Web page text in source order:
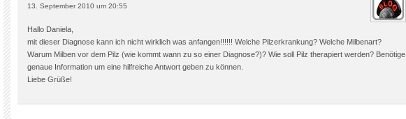
13. September 2010 um 20:55
Hallo Daniela,
mit dieser Diagnose kann ich nicht wirklich was anfangen!!!!!! Welche Pilzerkrankung? Welche Milbenart?
Warum Milben vor dem Pilz (wie kommt wann zu so einer Diagnose?)? Wie soll Pilz therapiert werden? Benötige
genaue Information um eine hilfreiche Antwort geben zu können.
Liebe Grüße!